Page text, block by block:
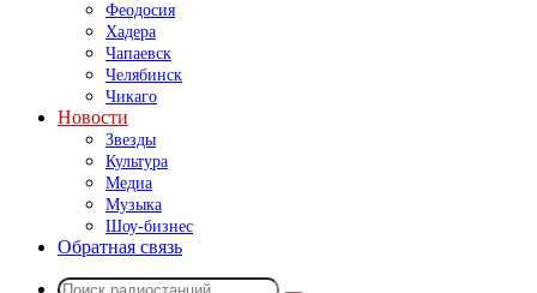
Феодосия
Хадера
Чапаевск
Челябинск
Чикаго
Новости
Звезды
Культура
Медиа
Музыка
Шоу-бизнес
Обратная связь